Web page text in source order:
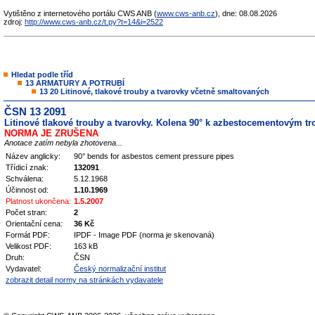
Vytištěno z internetového portálu CWS ANB (www.cws-anb.cz), dne: 08.08.2026
zdroj: http://www.cws-anb.cz/t.py?t=14&i=2522
Hledat podle tříd
13 ARMATURY A POTRUBÍ
13 20 Litinové, tlakové trouby a tvarovky včetně smaltovaných
ČSN 13 2091
Litinové tlakové trouby a tvarovky. Kolena 90° k azbestocementovým
NORMA JE ZRUŠENA
Anotace zatím nebyla zhotovena...
Název anglicky:
90° bends for asbestos cement pressure pipes
Třídicí znak:
132091
Schválena:
5.12.1968
Účinnost od:
1.10.1969
Platnost ukončena: 1.5.2007
Počet stran:
2
Orientační cena:
36 Kč
Formát PDF:
IPDF - Image PDF (norma je skenovaná)
Velikost PDF:
163 kB
Druh:
ČSN
Vydavatel:
Český normalizační institut
zobrazit detail normy na stránkách vydavatele